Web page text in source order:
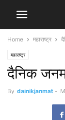
Home महाराष्ट्र
महाराष्ट्र
दैनिक
By dainikjanmat -